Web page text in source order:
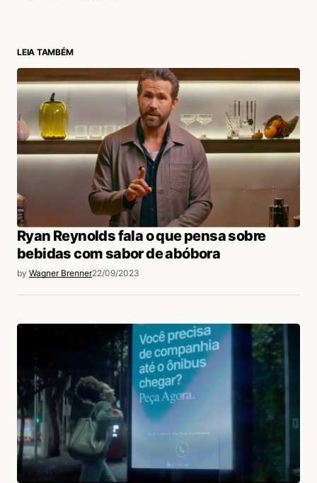
LEIA TAMBÉM
Ryan Reynolds fala o que pensa sobre
bebidas com sabor de abóbora
by Wagner Brenner22/09/2023